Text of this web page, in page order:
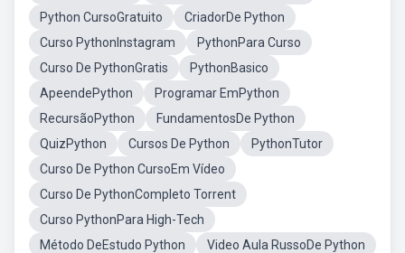
Python CursoGratuito
CriadorDe Python
Curso PythonInstagram
PythonPara Curso
Curso De PythonGratis
PythonBasico
ApeendePython
Programar EmPython
RecursãoPython
FundamentosDe Python
QuizPython
Cursos De Python
PythonTutor
Curso De Python CursoEm Vídeo
Curso De PythonCompleto Torrent
Curso PythonPara High-Tech
Método DeEstudo Python
Video Aula RussoDe Python